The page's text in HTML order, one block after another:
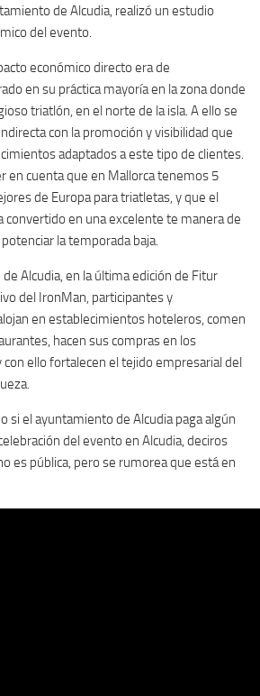
de Alcudia, realizó un estudio
del evento.
económico directo era de
en su práctica mayoría en la zona donde
triatlón, en el norte de la isla. A ello se
con la promoción y visibilidad que
adaptados a este tipo de clientes.
en cuenta que en Mallorca tenemos 5
de Europa para triatletas, y que el
en una excelente te manera de
la temporada baja.
Alcudia, en la última edición de Fitur
del IronMan, participantes y
en establecimientos hoteleros, comen
hacen sus compras en los
con ello fortalecen el tejido empresarial del
si el ayuntamiento de Alcudia paga algún
del evento en Alcudia, deciros
es pública, pero se rumorea que está en